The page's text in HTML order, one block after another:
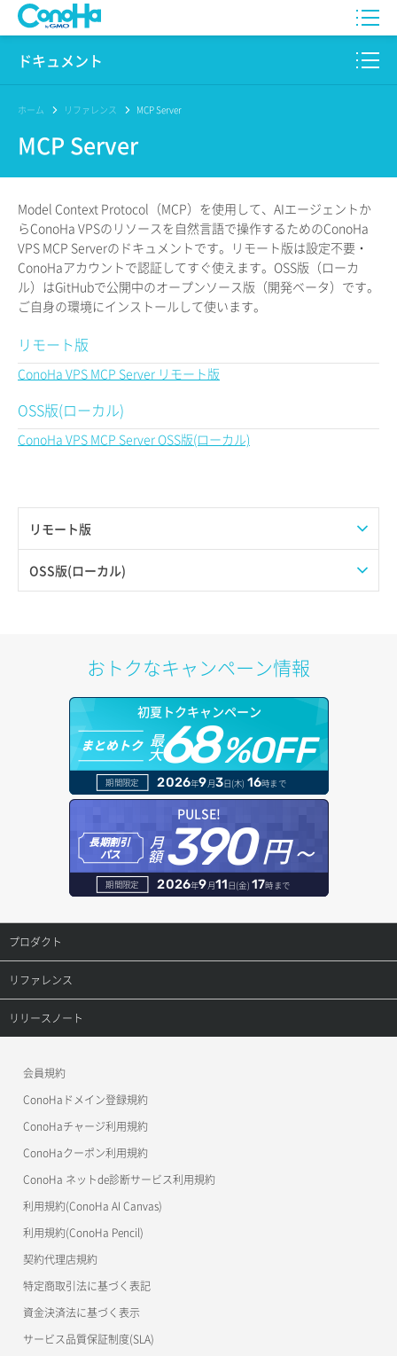
WING
for GAME
Pencil
サービス一覧
サポート
ドキュメント
このサイトについて
プロダクト
リリースノート
ホーム リファレンス MCP Server
MCP Server
リモート版
ConoHa VPS MCP Server リモート版
OSS版(ローカル)
Model Context Protocol（MCP）を使用して、AIエージェントか
らConoHa VPSのリソースを自然言語で操作するためのConoHa
VPS MCP Serverのドキュメントです。リモート版は設定不要・
ConoHaアカウントで認証してすぐ使えます。OSS版（ローカ
ル）はGitHubで公開中のオープンソース版（開発ベータ）です。
ご自身の環境にインストールして使います。
リモート版
ConoHa VPS MCP Server リモート版
OSS版(ローカル)
ConoHa VPS MCP Server OSS版(ローカル)
おトクなキャンペーン情報
初夏トクキャンペーン
まとめトク 最
大68%OFF
期間限定 2026年9月3日(木) 16時まで
PULSE!
長期割引
パス
月
額390円～
期間限定 2026年9月11日(金) 17時まで
プロダクト
プロダクトトップ
ConoHa VPS(Ver.3.0)
ConoHa for GAME
リファレンス
リファレンストップ
OpenStack CLI
Terraform
s3cmd
公開API(ConoHa VPS Ver.2.0)
リリースノート
会員規約
ConoHaドメイン登録規約
ConoHaチャージ利用規約
ConoHaクーポン利用規約
ConoHa ネットde診断サービス利用規約
利用規約(ConoHa AI Canvas)
利用規約(ConoHa Pencil)
契約代理店規約
特定商取引法に基づく表記
資金決済法に基づく表示
サービス品質保証制度(SLA)